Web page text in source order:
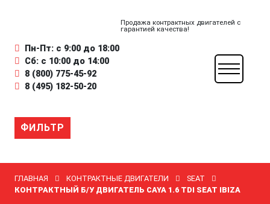
Продажа контрактных двигателей с
гарантией качества!
Пн-Пт: с 9:00 до 18:00
Сб: с 10:00 до 14:00
8 (800) 775-45-92
8 (495) 182-50-20
ФИЛЬТР
ГЛАВНАЯ КОНТРАКТНЫЕ ДВИГАТЕЛИ
SEAT
КОНТРАКТНЫЙ Б/У ДВИГАТЕЛЬ CAYA 1.6 TDI SEAT IBIZA